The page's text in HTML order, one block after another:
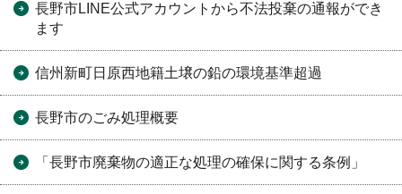
長野市LINE公式アカウントから不法投棄の通報ができ
ます
信州新町日原西地籍土壌の鉛の環境基準超過
長野市のごみ処理概要
「長野市廃棄物の適正な処理の確保に関する条例」